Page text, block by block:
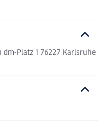
dm-Platz 1 76227 Karlsruhe